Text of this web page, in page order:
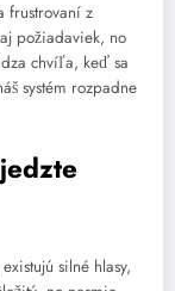
frustrovaní z
požiadaviek, no
chvíľa, keď sa
systém rozpadne
silné hlasy,